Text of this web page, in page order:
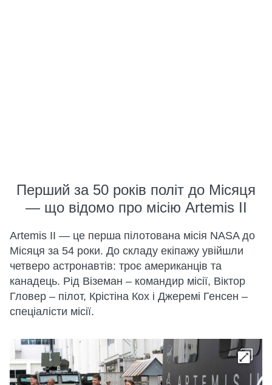
Перший за 50 років політ до Місяця
— що відомо про місію Artemis II
Artemis II — це перша пілотована місія NASA до
Місяця за 54 роки. До складу екіпажу увійшли
четверо астронавтів: троє американців та
канадець. Рід Віземан – командир місії, Віктор
Гловер – пілот, Крістіна Кох і Джеремі Генсен –
спеціалісти місії.